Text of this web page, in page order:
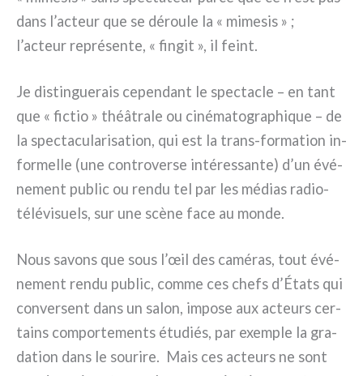
dans l’acteur que se dérou­le la « mime­sis » ;
l’acteur repré­sen­te, « fin­git », il feint.
Je distin­gue­rais cepen­dant le spec­ta­cle – en tant
que « fic­tio » théâ­tra­le ou ciné­ma­to­gra­phi­que – de
la spec­ta­cu­la­ri­sa­tion, qui est la trans-formation in-
formelle (une con­tro­ver­se inté­res­san­te) d’un évé­
ne­ment public ou ren­du tel par les médias radio-
télévisuels, sur une scè­ne face au mon­de.
Nous savons que sous l’œil des camé­ras, tout évé­
ne­ment ren­du public, com­me ces chefs d’États qui
con­ver­sent dans un salon, impo­se aux acteurs cer­
tains com­por­te­men­ts étu­diés, par exem­ple la gra­
da­tion dans le sou­ri­re. Mais ces acteurs ne sont